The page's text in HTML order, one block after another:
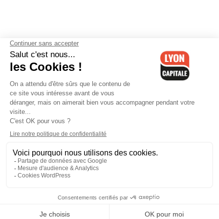
Contactez-nous-Mentions légales-CGV-Politique de
confidentialité-Gestion des cookies
Cedex 06